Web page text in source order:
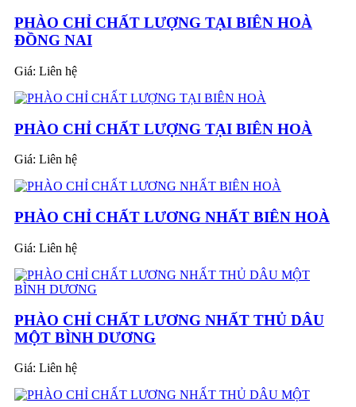
PHÀO CHỈ CHẤT LƯỢNG TẠI BIÊN HOÀ
ĐỒNG NAI
Giá: Liên hệ
PHÀO CHỈ CHẤT LƯỢNG TẠI BIÊN HOÀ
Giá: Liên hệ
PHÀO CHỈ CHẤT LƯƠNG NHẤT BIÊN HOÀ
Giá: Liên hệ
PHÀO CHỈ CHẤT LƯƠNG NHẤT THỦ DÂU
MỘT BÌNH DƯƠNG
Giá: Liên hệ